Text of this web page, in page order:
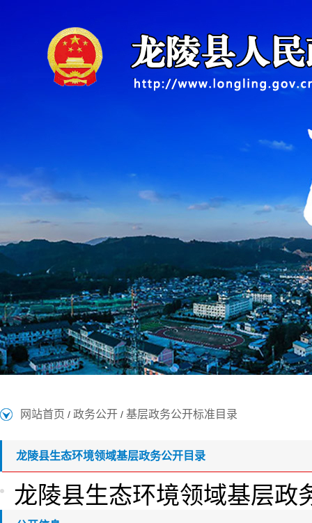
网站首页 / 政务公开 / 基层政务公开标准目录
龙陵县生态环境领域基层政务公开目录
龙陵县生态环境领域基层政